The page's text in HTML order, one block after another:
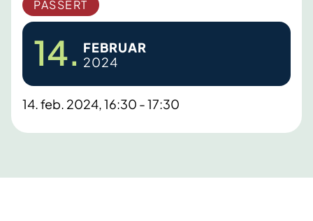
PASSERT
14. FEBRUAR
2024
14. feb. 2024, 16:30 - 17:30